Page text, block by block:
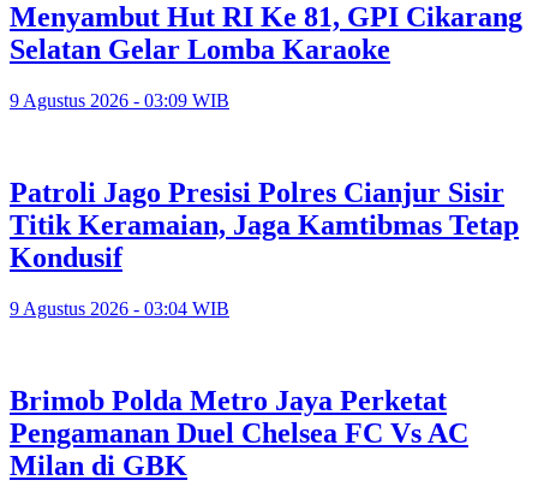
Menyambut Hut RI Ke 81, GPI Cikarang
Selatan Gelar Lomba Karaoke
9 Agustus 2026 - 03:09 WIB
Patroli Jago Presisi Polres Cianjur Sisir
Titik Keramaian, Jaga Kamtibmas Tetap
Kondusif
9 Agustus 2026 - 03:04 WIB
Brimob Polda Metro Jaya Perketat
Pengamanan Duel Chelsea FC Vs AC
Milan di GBK